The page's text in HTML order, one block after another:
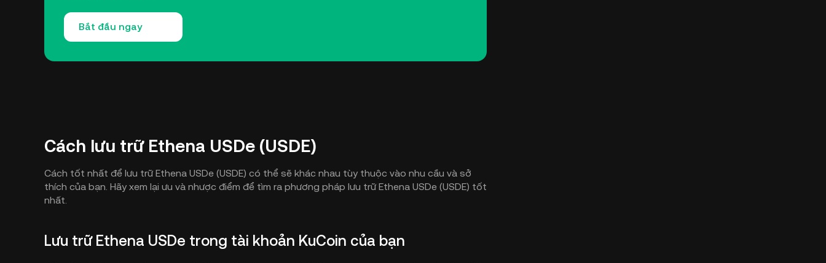
Bắt đầu ngay
Cách lưu trữ Ethena USDe (USDE)
Cách tốt nhất để lưu trữ Ethena USDe (USDE) có thể sẽ khác nhau tùy thuộc vào nhu cầu và sở
thích của bạn. Hãy xem lại ưu và nhược điểm để tìm ra phương pháp lưu trữ Ethena USDe (USDE) tốt
nhất.
Lưu trữ Ethena USDe trong tài khoản KuCoin của bạn